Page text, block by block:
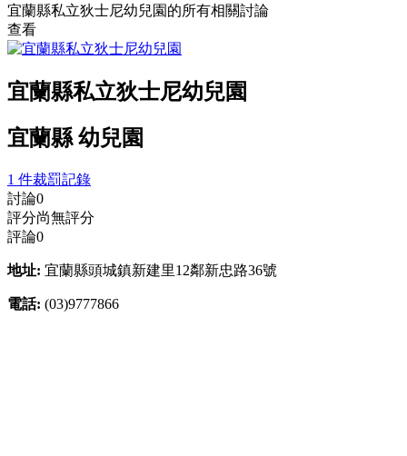
宜蘭縣私立狄士尼幼兒園的所有相關討論
查看
宜蘭縣私立狄士尼幼兒園
宜蘭縣 幼兒園
1 件裁罰記錄
討論0
評分尚無評分
評論0
地址: 宜蘭縣頭城鎮新建里12鄰新忠路36號
電話: (03)9777866